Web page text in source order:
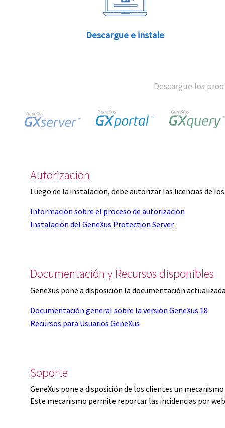
Descargue e instale
Descargue los
Autorización
Luego de la instalación, debe autorizar las licencias de
Información sobre el proceso de autorización
Instalación del GeneXus Protection Server
Documentación y Recursos disponibles
GeneXus pone a disposición la documentación
Documentación general sobre la versión GeneXus 18
Recursos para Usuarios GeneXus
Soporte
GeneXus pone a disposición de los clientes un
Este mecanismo permite reportar las incidencias por